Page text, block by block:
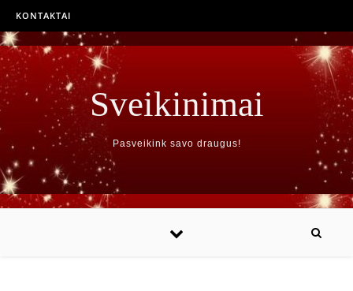
KONTAKTAI
Sveikinimai
Pasveikink savo draugus!